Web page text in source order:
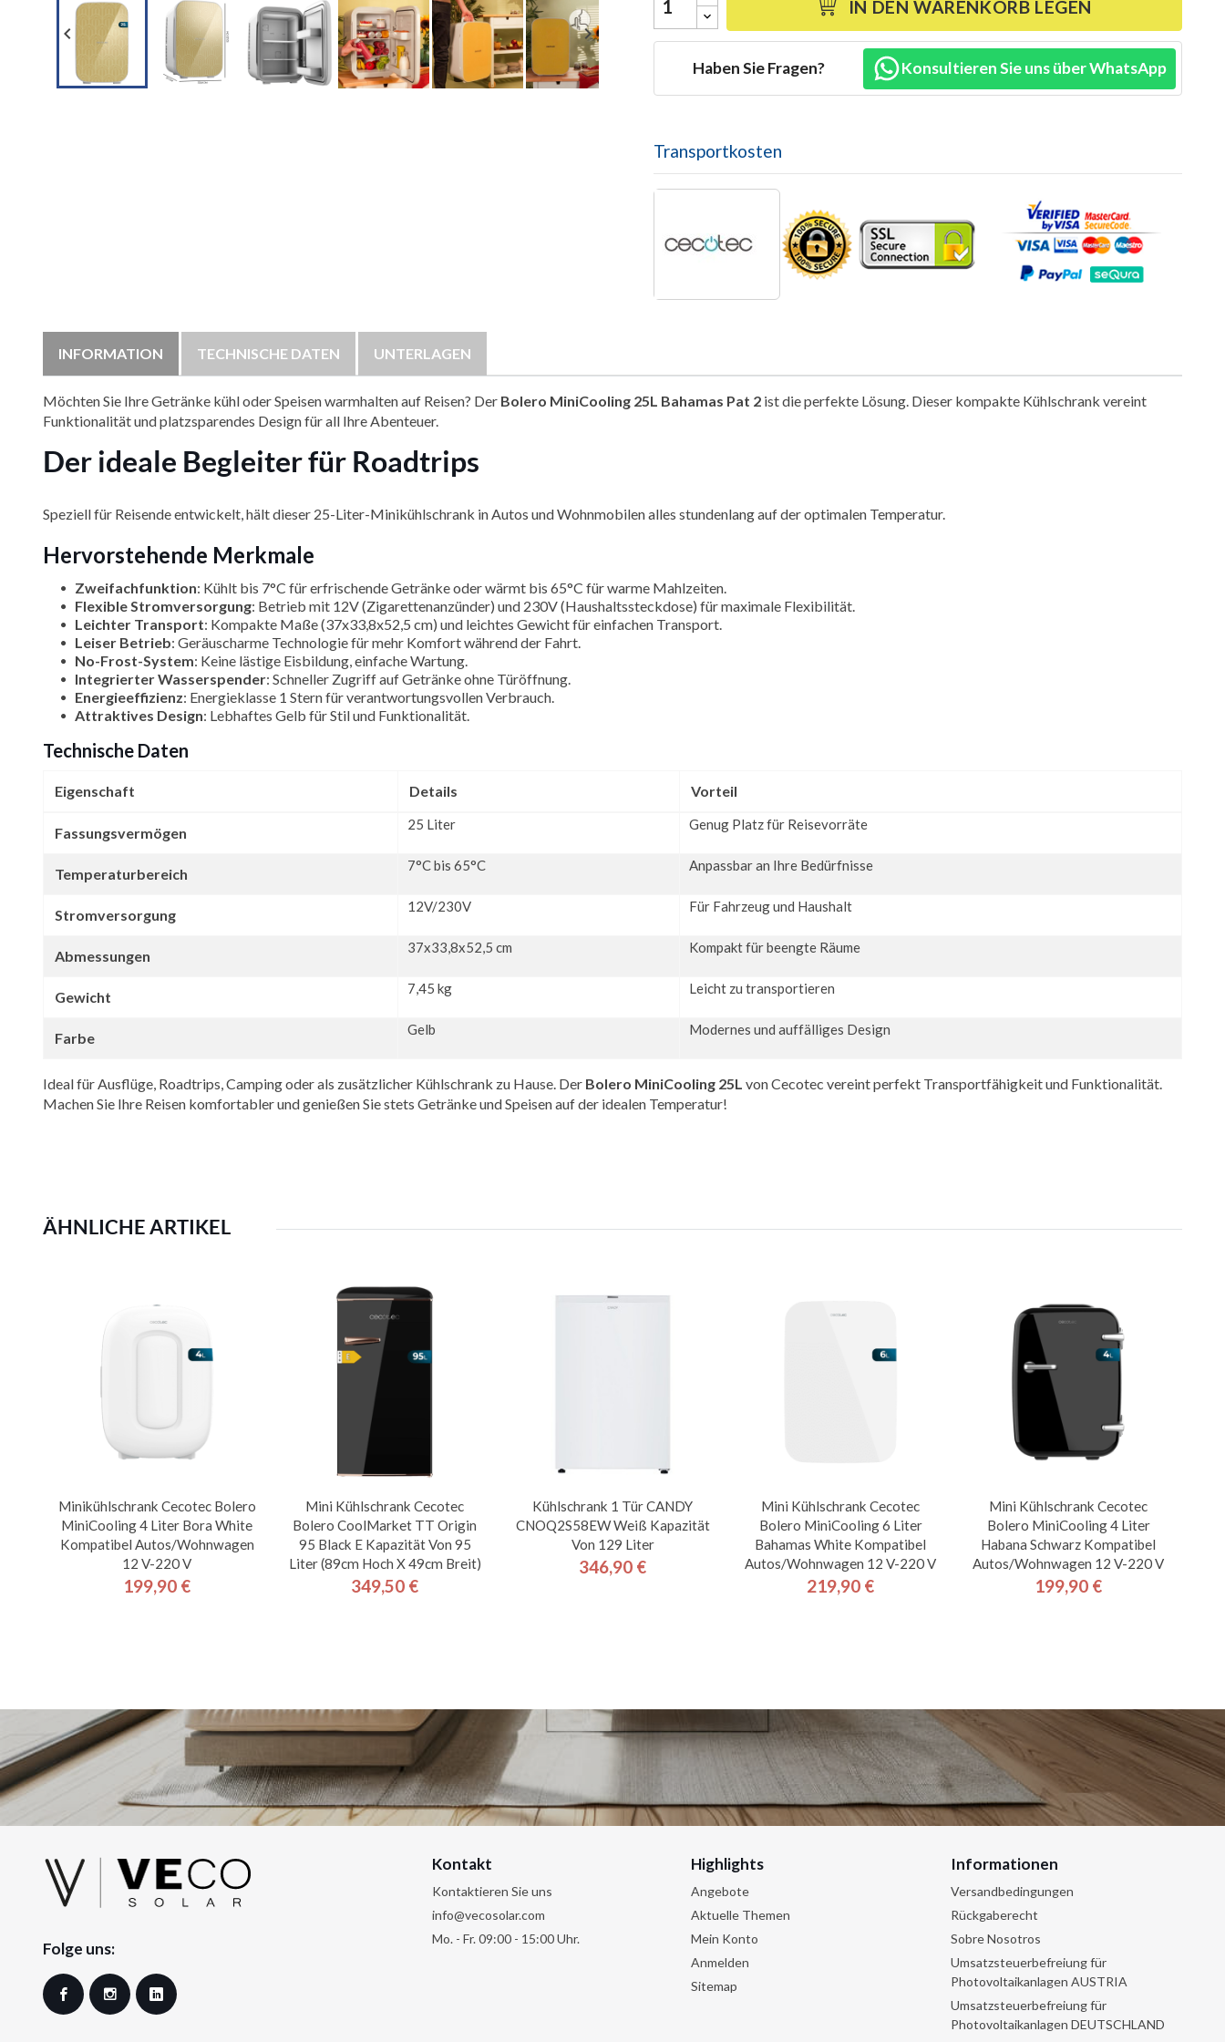
 
IN DEN WARENKORB LEGEN
Haben Sie Fragen? Konsultieren Sie uns über WhatsApp
Transportkosten
INFORMATION TECHNISCHE DATEN UNTERLAGEN
Möchten Sie Ihre Getränke kühl oder Speisen warmhalten auf Reisen? Der Bolero MiniCooling 25L Bahamas Pat 2 ist die perfekte Lösung. Dieser kompakte Kühlschrank vereint
Funktionalität und platzsparendes Design für all Ihre Abenteuer.
Der ideale Begleiter für Roadtrips
Speziell für Reisende entwickelt, hält dieser 25-Liter-Minikühlschrank in Autos und Wohnmobilen alles stundenlang auf der optimalen Temperatur.
Hervorstehende Merkmale
Zweifachfunktion: Kühlt bis 7°C für erfrischende Getränke oder wärmt bis 65°C für warme Mahlzeiten.
Flexible Stromversorgung: Betrieb mit 12V (Zigarettenanzünder) und 230V (Haushaltssteckdose) für maximale Flexibilität.
Leichter Transport: Kompakte Maße (37x33,8x52,5 cm) und leichtes Gewicht für einfachen Transport.
Leiser Betrieb: Geräuscharme Technologie für mehr Komfort während der Fahrt.
No-Frost-System: Keine lästige Eisbildung, einfache Wartung.
Integrierter Wasserspender: Schneller Zugriff auf Getränke ohne Türöffnung.
Energieeffizienz: Energieklasse 1 Stern für verantwortungsvollen Verbrauch.
Attraktives Design: Lebhaftes Gelb für Stil und Funktionalität.
Technische Daten
Eigenschaft Details Vorteil
Fassungsvermögen 25 Liter Genug Platz für Reisevorräte
Temperaturbereich 7°C bis 65°C Anpassbar an Ihre Bedürfnisse
Stromversorgung 12V/230V Für Fahrzeug und Haushalt
Abmessungen 37x33,8x52,5 cm Kompakt für beengte Räume
Gewicht 7,45 kg Leicht zu transportieren
Farbe Gelb Modernes und auffälliges Design
Ideal für Ausflüge, Roadtrips, Camping oder als zusätzlicher Kühlschrank zu Hause. Der Bolero MiniCooling 25L von Cecotec vereint perfekt Transportfähigkeit und Funktionalität.
Machen Sie Ihre Reisen komfortabler und genießen Sie stets Getränke und Speisen auf der idealen Temperatur!
ÄHNLICHE ARTIKEL
Minikühlschrank Cecotec Bolero
MiniCooling 4 Liter Bora White
Kompatibel Autos/Wohnwagen
12 V-220 V
Preis
199,90 €
Mini Kühlschrank Cecotec
Bolero CoolMarket TT Origin
95 Black E Kapazität Von 95
Liter (89cm Hoch X 49cm Breit)
Preis
349,50 €
Kühlschrank 1 Tür CANDY
CNOQ2S58EW Weiß Kapazität
Von 129 Liter
Preis
346,90 €
Mini Kühlschrank Cecotec
Bolero MiniCooling 6 Liter
Bahamas White Kompatibel
Autos/Wohnwagen 12 V-220 V
Preis
219,90 €
Mini Kühlschrank Cecotec
Bolero MiniCooling 4 Liter
Habana Schwarz Kompatibel
Autos/Wohnwagen 12 V-220 V
Preis
199,90 €
Folge uns:
Facebook Instagram
Kontakt
Kontaktieren Sie uns
info@vecosolar.com
Mo. - Fr. 09:00 - 15:00 Uhr.
Highlights
Angebote
Aktuelle Themen
Mein Konto
Anmelden
Sitemap
Informationen
Versandbedingungen
Rückgaberecht
Sobre Nosotros
Umsatzsteuerbefreiung für
Photovoltaikanlagen AUSTRIA
Umsatzsteuerbefreiung für
Photovoltaikanlagen DEUTSCHLAND